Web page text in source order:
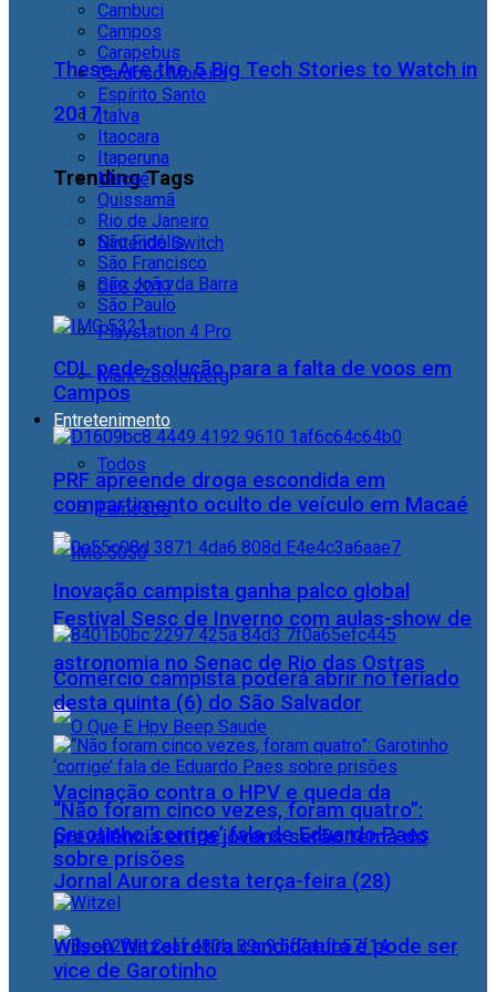
These Are the 5 Big Tech Stories to Watch in
2017
Trending Tags
Nintendo Switch
CES 2017
Playstation 4 Pro
Mark Zuckerberg
Entretenimento
Todos
Famosos
Festival Sesc de Inverno com aulas-show de
astronomia no Senac de Rio das Ostras
Vacinação contra o HPV e queda da
prevalência entre jovens serão tema do
Jornal Aurora desta terça-feira (28)
Cambuci
Campos
Carapebus
Cardoso Moreira
Espírito Santo
Italva
Itaocara
Itaperuna
Macaé
Quissamã
Rio de Janeiro
São Fidélis
São Francisco
São João da Barra
São Paulo
CDL pede solução para a falta de voos em
Campos
PRF apreende droga escondida em
compartimento oculto de veículo em Macaé
Inovação campista ganha palco global
Comércio campista poderá abrir no feriado
desta quinta (6) do São Salvador
“Não foram cinco vezes, foram quatro”:
Garotinho ‘corrige’ fala de Eduardo Paes
sobre prisões
Wilson Witzel retira candidatura e pode ser
vice de Garotinho